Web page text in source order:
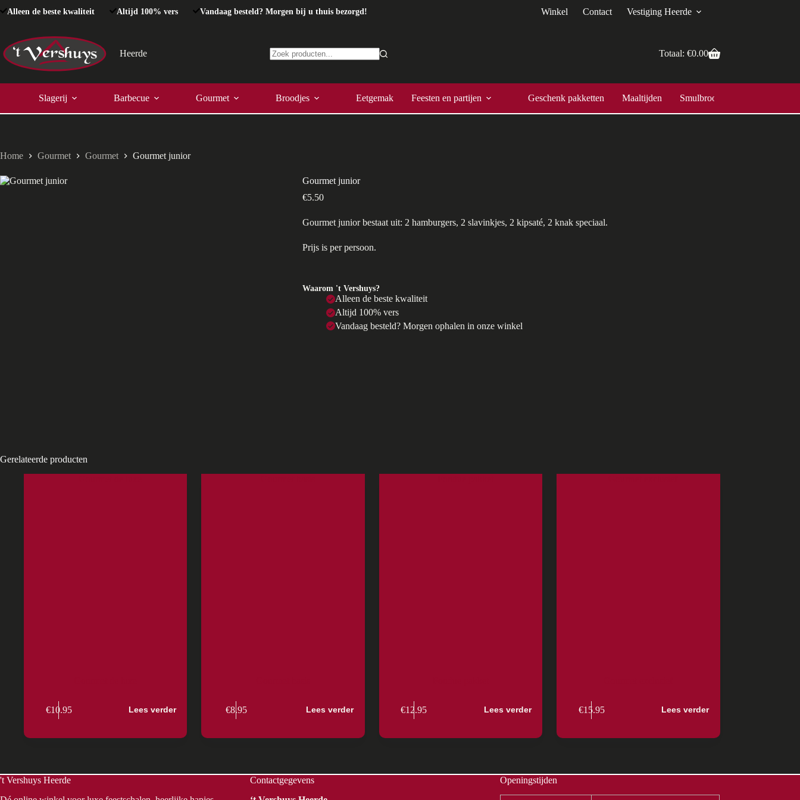
naarAlleen de beste kwaliteit Altijd 100% vers Vandaag besteld? Morgen bij u thuis bezorgd! Winkel Contact Vestiging Heerde
Heerde
Totaal: €0.00
Slagerij Barbecue Gourmet Broodjes Eetgemak Feesten en partijen Geschenk pakketten Maaltijden Smulbroodjes
Home Gourmet Gourmet Gourmet junior
Gourmet junior
€5.50
Gourmet junior bestaat uit: 2 hamburgers, 2 slavinkjes, 2 kipsaté, 2 knak speciaal.
Prijs is per persoon.
Waarom 't Vershuys?
Alleen de beste kwaliteit
Altijd 100% vers
Vandaag besteld? Morgen ophalen in onze winkel
Gerelateerde producten
€10.95 Lees verder €8.95 Lees verder €12.95 Lees verder €15.95 Lees verder
't Vershuys Heerde
Contactgegevens
Openingstijden